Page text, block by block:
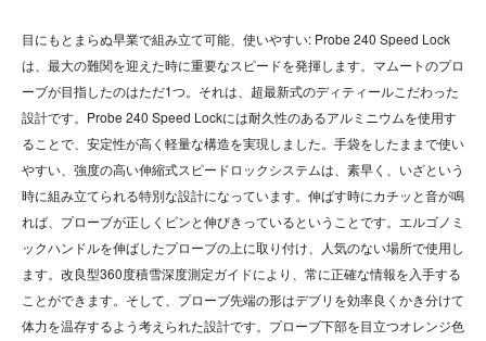
目にもとまらぬ早業で組み立て可能、使いやすい: Probe 240 Speed Lock
は、最大の難関を迎えた時に重要なスピードを発揮します。マムートのプロ
ーブが目指したのはただ1つ。それは、超最新式のディティールこだわった
設計です。Probe 240 Speed Lockには耐久性のあるアルミニウムを使用す
ることで、安定性が高く軽量な構造を実現しました。手袋をしたままで使い
やすい、強度の高い伸縮式スピードロックシステムは、素早く、いざという
時に組み立てられる特別な設計になっています。伸ばす時にカチッと音が鳴
れば、プローブが正しくピンと伸びきっているということです。エルゴノミ
ックハンドルを伸ばしたプローブの上に取り付け、人気のない場所で使用し
ます。改良型360度積雪深度測定ガイドにより、常に正確な情報を入手する
ことができます。そして、プローブ先端の形はデブリを効率良くかき分けて
体力を温存するよう考えられた設計です。プローブ下部を目立つオレンジ色